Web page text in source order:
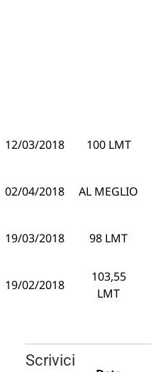
12/03/2018 100 LMT
02/04/2018 AL MEGLIO
19/03/2018 98 LMT
19/02/2018
103,55
LMT
Scrivici